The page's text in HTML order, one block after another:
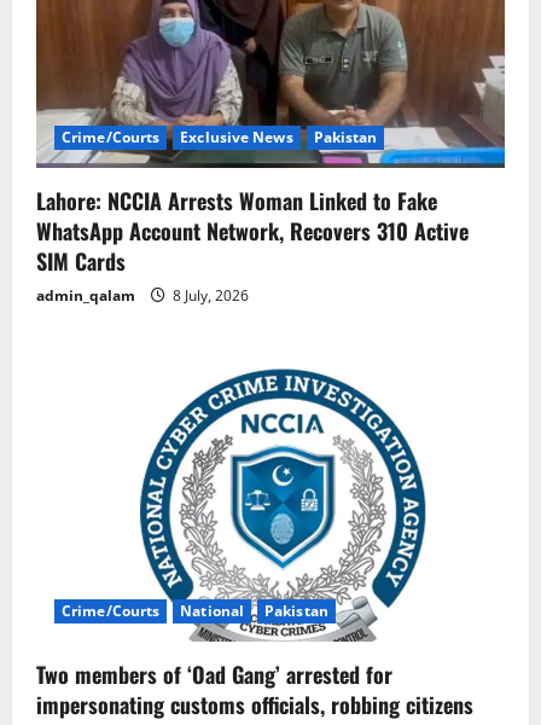
Crime/Courts Exclusive News Pakistan
Lahore: NCCIA Arrests Woman Linked to Fake
WhatsApp Account Network, Recovers 310 Active
SIM Cards
admin_qalam 8 July, 2026
Crime/Courts National Pakistan
Two members of ‘Oad Gang’ arrested for
impersonating customs officials, robbing citizens